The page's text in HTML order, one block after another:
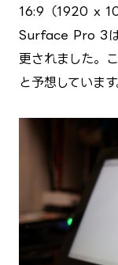
16:9（1920 x
Surface Pro 3
更されました。
と予想しています